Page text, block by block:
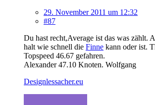
29. November 2011 um 12:32
#87
Du hast recht,Average ist das was zählt.
halt wie schnell die Finne kann oder ist.
Topspeed 46.67 gefahren.
Alexander 47.10 Knoten. Wolfgang
Designlessacher.eu